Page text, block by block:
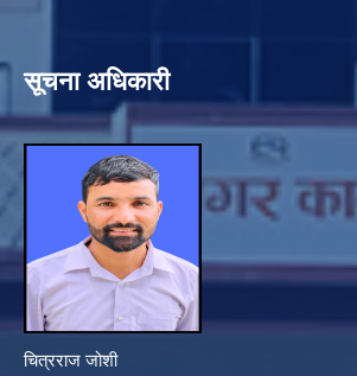
सूचना अधिकारी
चित्रराज जोशी